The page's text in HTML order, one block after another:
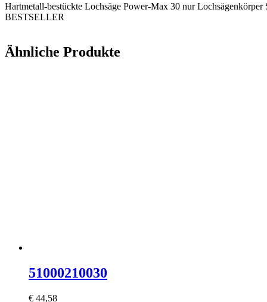
Hartmetall-bestückte Lochsäge Power-Max 30 nur
BESTSELLER
Ähnliche Produkte
51000210030
€ 44,58